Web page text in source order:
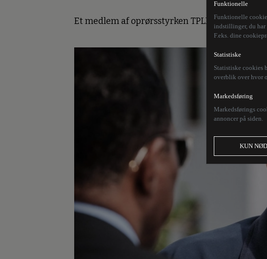
Funktionelle
Funktionelle
indstillinger, du har
F.eks. dine
Statistiske
Statistiske cookies
overblik over hvor
Markedsføring
Markedsførings
annoncer på siden.
KUN
Et medlem af oprørsstyrken TPLF er udpeget